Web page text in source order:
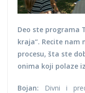
Deo ste programa
kraja“. Recite nam
procesu, šta ste
onima koji polaze
Bojan: Divni i